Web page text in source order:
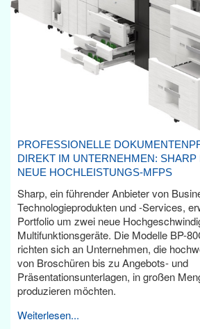
PROFESSIONELLE
DIREKT IM UNTERNEHMEN: SHARP
NEUE HOCHLEISTUNGS-MFPS
Sharp, ein führender Anbieter von
Technologieprodukten und -Services,
Portfolio um zwei neue
Multifunktionsgeräte. Die Modelle BP-
richten sich an Unternehmen, die
von Broschüren bis zu Angebots- und
Präsentationsunterlagen, in großen
produzieren möchten.
Weiterlesen...